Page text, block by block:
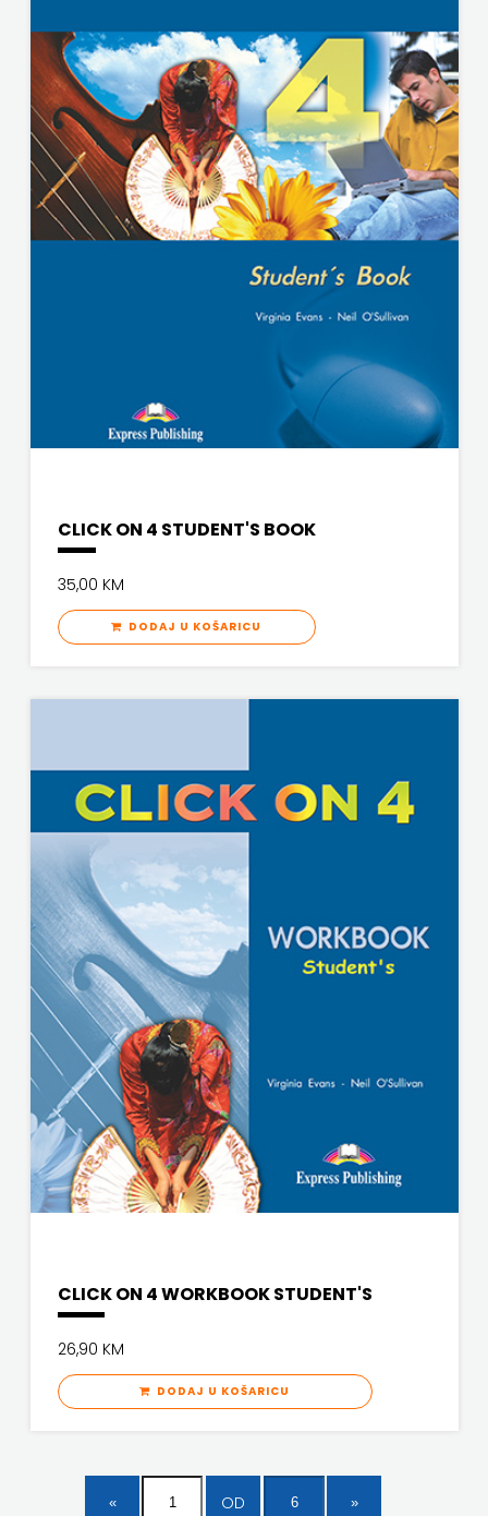
CLICK ON 4 STUDENT'S BOOK
35,00 KM
DODAJ U KOŠARICU
CLICK ON 4 WORKBOOK STUDENT'S
26,90 KM
DODAJ U KOŠARICU
OD